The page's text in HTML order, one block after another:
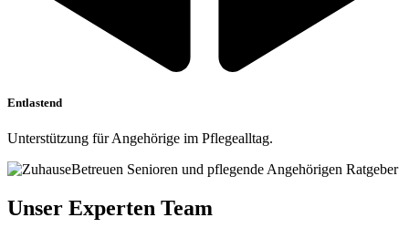
Entlastend
Unterstützung für Angehörige im Pflegealltag.
Unser Experten Team